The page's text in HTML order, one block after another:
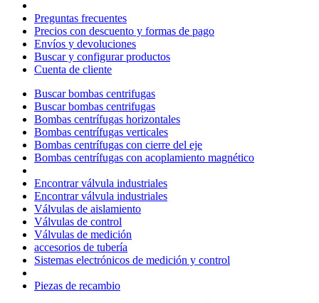
Preguntas frecuentes
Precios con descuento y formas de pago
Envíos y devoluciones
Buscar y configurar productos
Cuenta de cliente
Buscar bombas centrifugas
Buscar bombas centrifugas
Bombas centrífugas horizontales
Bombas centrífugas verticales
Bombas centrífugas con cierre del eje
Bombas centrífugas con acoplamiento magnético
Encontrar válvula industriales
Encontrar válvula industriales
Válvulas de aislamiento
Válvulas de control
Válvulas de medición
accesorios de tubería
Sistemas electrónicos de medición y control
Piezas de recambio